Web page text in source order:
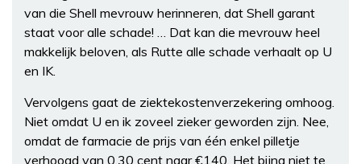
van die Shell mevrouw herinneren, dat Shell garant
staat voor alle schade! … Dat kan die mevrouw heel
makkelijk beloven, als Rutte alle schade verhaalt op U
en IK.
Vervolgens gaat de ziektekostenverzekering omhoog.
Niet omdat U en ik zoveel zieker geworden zijn. Nee,
omdat de farmacie de prijs van één enkel pilletje
verhoogd van 0.30 cent naar €140. Het bijna niet te